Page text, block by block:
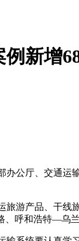
新增
厅、交通运输
产品、干线旅
、呼和浩特—乌